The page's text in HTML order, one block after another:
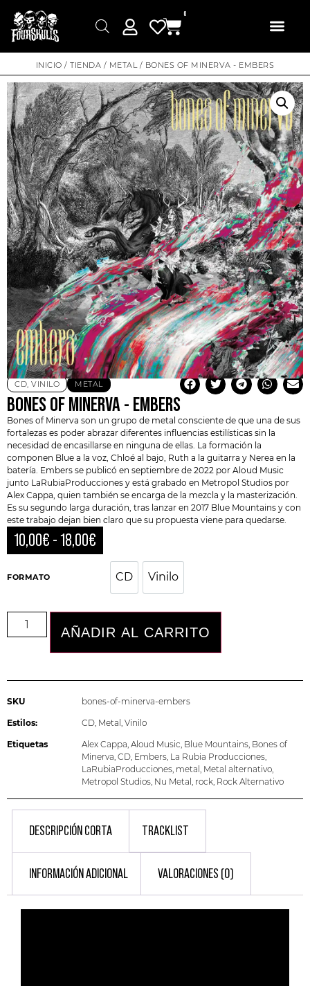
0
INICIO /TIENDA / METAL / BONES OF MINERVA ‎- EMBERS
CD, VINILO METAL
BONES OF MINERVA ‎- EMBERS
Bones of Minerva son un grupo de metal consciente de que una de sus
fortalezas es poder abrazar diferentes influencias estilísticas sin la
necesidad de encasillarse en ninguna de ellas. La formación la
componen Blue a la voz, Chloé al bajo, Ruth a la guitarra y Nerea en la
batería. Embers se publicó en septiembre de 2022 por Aloud Music
junto LaRubiaProducciones y está grabado en Metropol Studios por
Alex Cappa , quien también se encarga de la mezcla y la masterización.
Es su segundo larga duración, tras lanzar en 2017 Blue Mountains y con
este trabajo dejan bien claro que su propuesta viene para quedarse.
10,00€ -18,00€
FORMATO CD Vinilo
AÑADIR AL CARRITO
SKU bones-of-minerva-embers
Estilos: CD, Metal , Vinilo
Etiquetas Alex Cappa, Aloud Music, Blue Mountains, Bones of
Minerva, CD, Embers, La Rubia Producciones,
LaRubiaProducciones, metal , Metal alternativo,
Metropol Studios, Nu Metal , rock, Rock Alternativo
DESCRIPCIÓN CORTA TRACKLIST
INFORMACIÓN ADICIONAL VALORACIONES (0)